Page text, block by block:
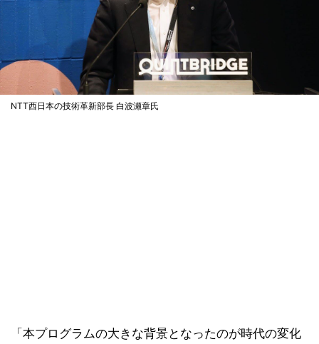
NTT西日本の技術革新部長 白波瀬章氏
「本プログラムの大きな背景となったのが時代の変化